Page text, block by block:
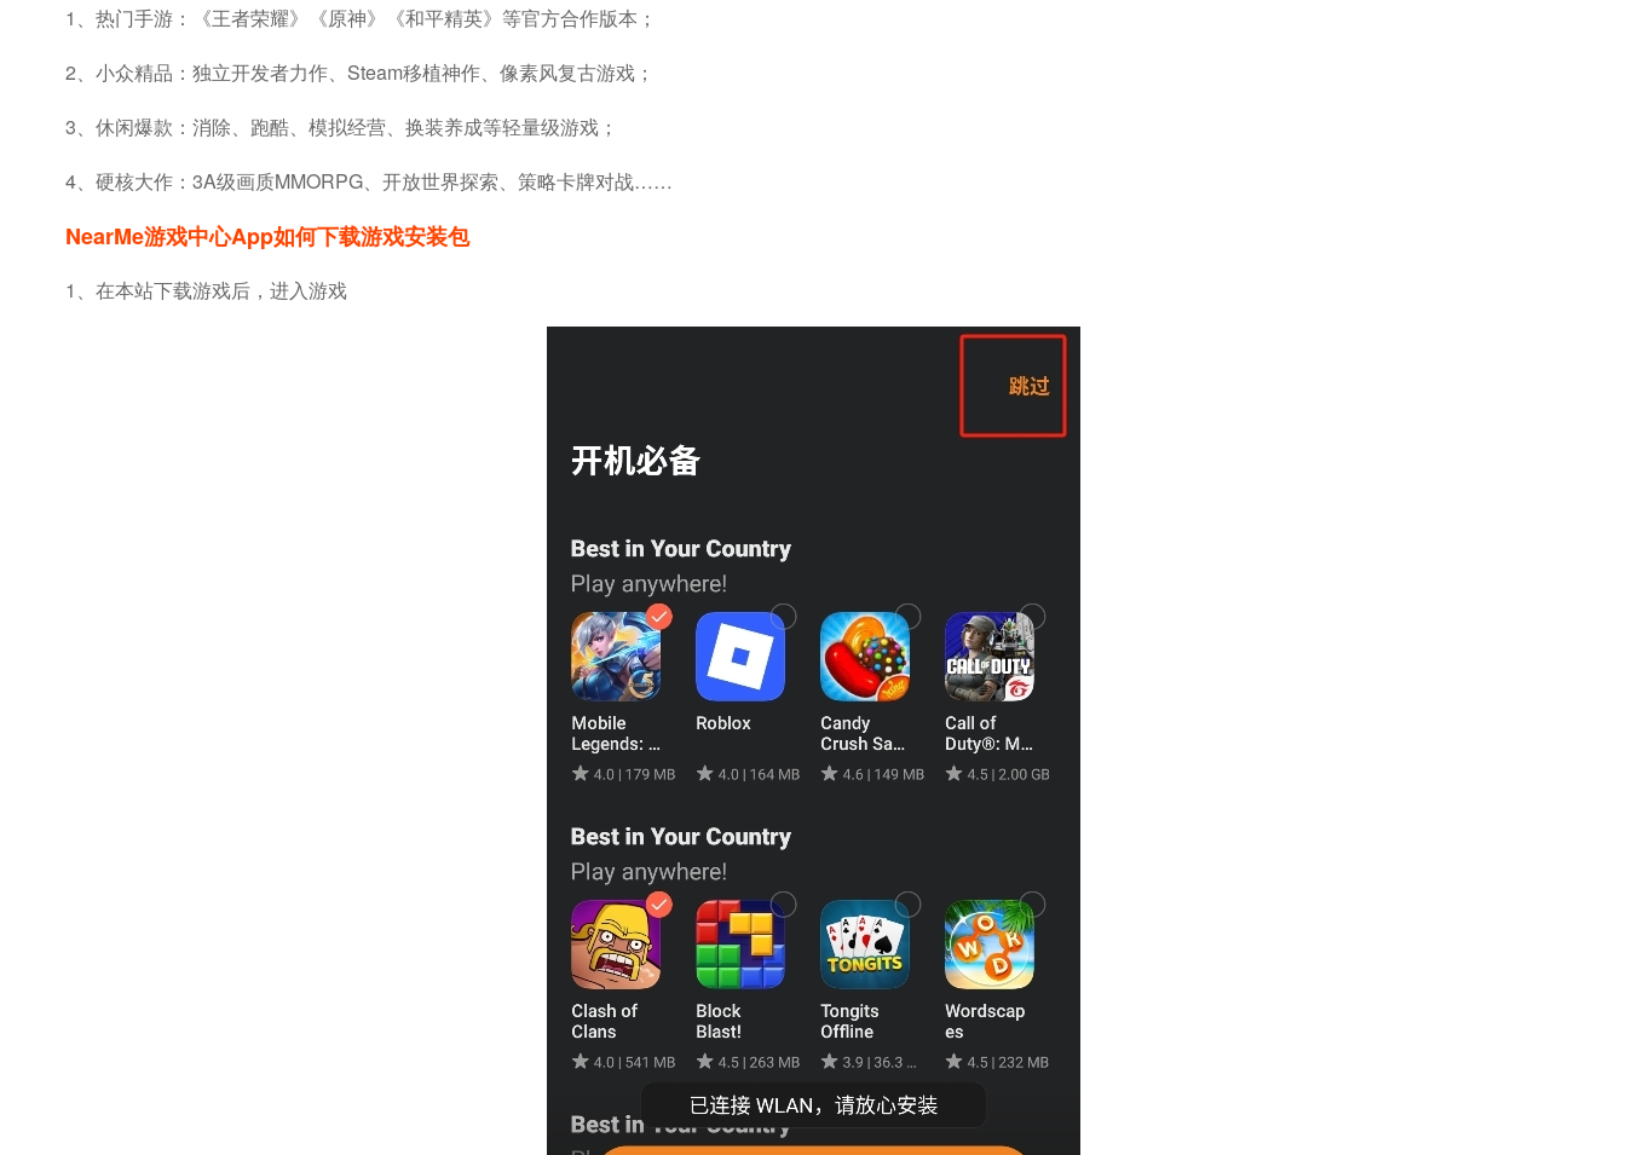
1、热门手游：《王者荣耀》《原神》《和平精英》等官方合作版本；
2、小众精品：独立开发者力作、Steam移植神作、像素风复古游戏；
3、休闲爆款：消除、跑酷、模拟经营、换装养成等轻量级游戏；
4、硬核大作：3A级画质MMORPG、开放世界探索、策略卡牌对战……
NearMe游戏中心app如何下载游戏安装包
1、在本站下载游戏后，进入游戏